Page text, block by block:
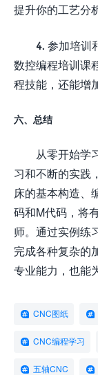
提升你的工艺分
4. 参加培训
数控编程培训课
程技能，还能增
六、总结
从零开始学
习和不断的实践
床的基本构造、
码和M代码，将
师。通过实例练
完成各种复杂的
专业能力，也能
CNC图纸
CNC编程学习
五轴CNC